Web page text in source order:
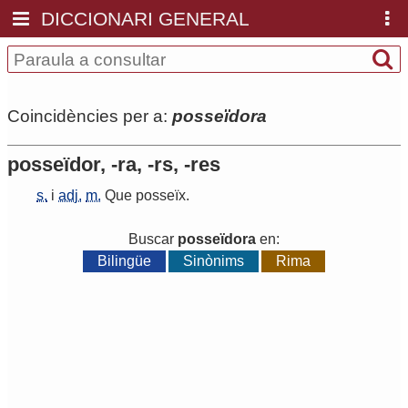
DICCIONARI GENERAL
Coincidències per a: posseïdora
posseïdor, -ra, -rs, -res
s. i adj. m. Que posseïx.
Buscar posseïdora en:
Bilingüe
Sinònims Rima